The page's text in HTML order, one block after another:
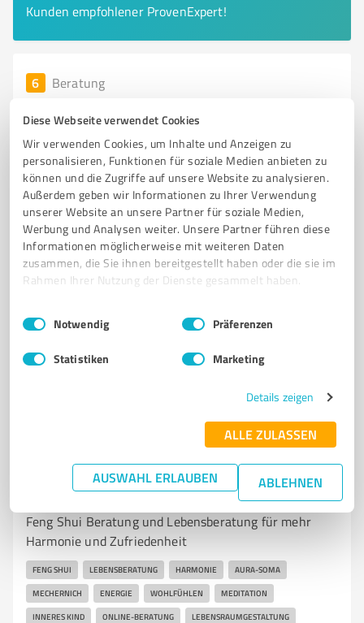
Diese Webseite verwendet Cookies
Wir verwenden Cookies, um Inhalte und Anzeigen zu
personalisieren, Funktionen für soziale Medien anbieten zu
können und die Zugriffe auf unsere Website zu analysieren.
Außerdem geben wir Informationen zu Ihrer Verwendung
unserer Website an unsere Partner für soziale Medien,
Werbung und Analysen weiter. Unsere Partner führen diese
Informationen möglicherweise mit weiteren Daten
zusammen, die Sie ihnen bereitgestellt haben oder die sie im
Rahmen Ihrer Nutzung der Dienste gesammelt haben.
Impressum Datenschutzbestimmungen
Einwilligungsauswahl
Notwendig Präferenzen
Statistiken Marketing
Details zeigen
ALLE ZULASSEN
AUSWAHL ERLAUBEN ABLEHNEN
Kunden empfohlener ProvenExpert!
6 Beratung
Kall für eine nachhaltige Zuku
ÖKOENERGIEANBIETER ERNEUERBARE ENERGIEN ELEKTROMOBILITÄT
SOLARSTROM HEIZSTROM
REGIONALE ENERGIEVERSORGUNG ENERGIEWENDE
NACHHALTIGE LÖSUNGEN INTELLIGENTE NETZE KLIMANEUTRALITÄT
ENERGIEZUKUNFT
info@e-regio.de www.e-regio.de/
Beratung
Ute März Mechernich
Feng Shui Beratung und Lebensberatung für mehr
Harmonie und Zufriedenheit
FENG SHUI LEBENSBERATUNG HARMONIE AURA-SOMA
MECHERNICH ENERGIE WOHLFÜHLEN MEDITATION
INNERES KIND ONLINE-BERATUNG LEBENSRAUMGESTALTUNG